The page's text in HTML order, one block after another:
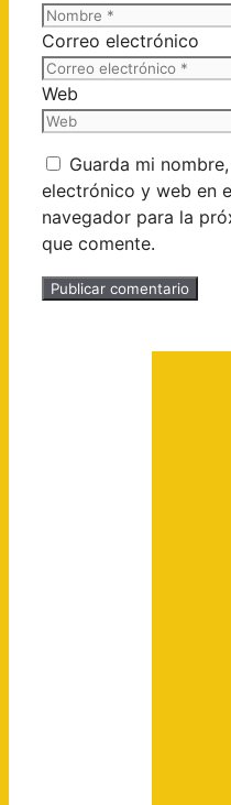
Correo electrónico
Web
Guarda mi
electrónico y web en
navegador para la
que comente.